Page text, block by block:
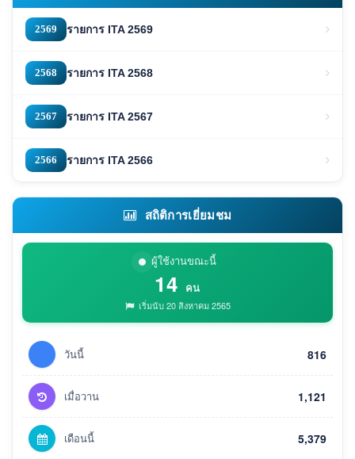
2569 รายการ ITA 2569
2568 รายการ ITA 2568
2567 รายการ ITA 2567
2566 รายการ ITA 2566
สถิติการเยี่ยมชม
ผู้ใช้งานขณะนี้
14 คน
เริ่มนับ 20 สิงหาคม 2565
วันนี้ 816
เมื่อวาน 1,121
เดือนนี้ 5,379